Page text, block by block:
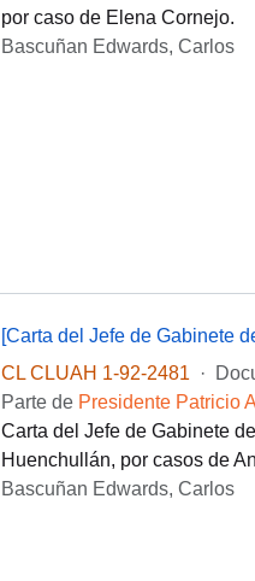
por caso de Elena Cornejo.
Bascuñan Edwards, Carlos
[Carta del Jefe de Gabinete
CL CLUAH 1-92-2481
·
Parte de Presidente Patricio
Carta del Jefe de Gabinete
Huenchullán, por casos de
Bascuñan Edwards, Carlos